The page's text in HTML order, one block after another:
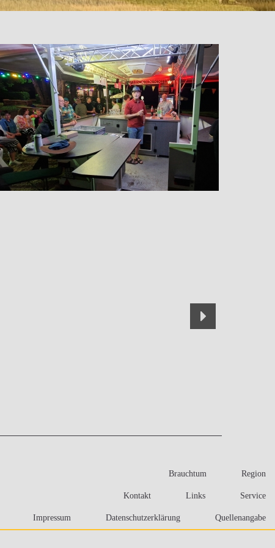
Brauchtum Region
Kontakt Links Service
Impressum Datenschutzerklärung Quellenangabe